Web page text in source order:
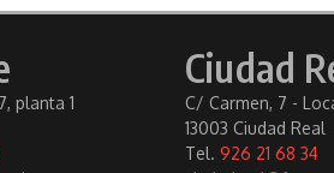
planta 1
Ciudad
C/ Carmen, 7 -
13003 Ciudad Real
Tel. 926 21 68 34